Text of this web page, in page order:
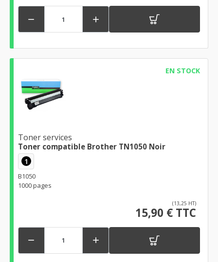
 
EN STOCK
Toner services
Toner compatible Brother TN1050 Noir
1
B1050
1000 pages
(13,25 HT)
15,90 € TTC
 